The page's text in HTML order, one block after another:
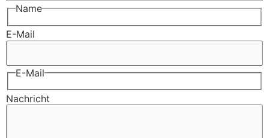
Name
E-Mail
E-Mail
Nachricht